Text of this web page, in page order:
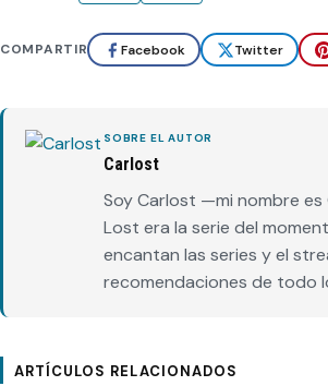
COMPARTIR Facebook Twitter
SOBRE EL AUTOR
Carlost
Soy Carlost —mi nombre
Lost era la serie del
encantan las series y el
recomendaciones de todo
ARTÍCULOS RELACIONADOS